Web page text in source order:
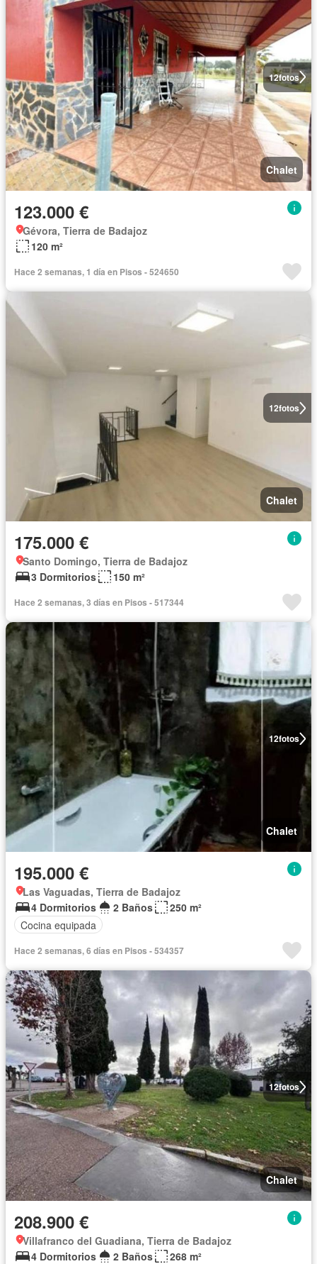
12fotos
Chalet
123.000 €
Gévora, Tierra de Badajoz
120 m²
Hace 2 semanas, 1 día en Pisos - 524650
12fotos
Chalet
175.000 €
Santo Domingo, Tierra de Badajoz
3 Dormitorios
150 m²
Hace 2 semanas, 3 días en Pisos - 517344
12fotos
Chalet
195.000 €
Las Vaguadas, Tierra de Badajoz
4 Dormitorios
2 Baños
250 m²
Cocina equipada
Hace 2 semanas, 6 días en Pisos - 534357
12fotos
Chalet
208.900 €
Villafranco del Guadiana, Tierra de Badajoz
4 Dormitorios
2 Baños
268 m²